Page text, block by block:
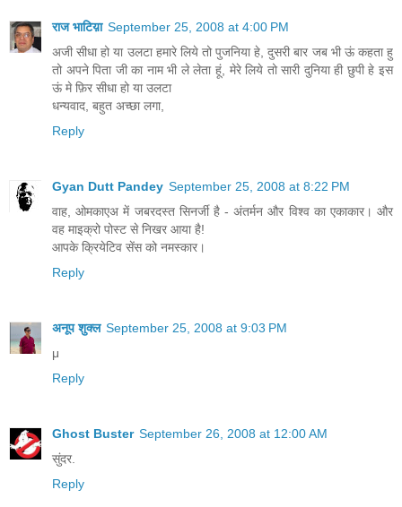
राज भाटिय़ा September 25, 2008 at 4:00 PM
अजी सीधा हो या उलटा हमारे लिये तो पुजनिया हे, दुसरी बार जब भी ऊं कहता हु
तो अपने पिता जी का नाम भी ले लेता हूं, मेरे लिये तो सारी दुनिया ही छुपी हे इस
ऊं मे फ़िर सीधा हो या उलटा
धन्यवाद, बहुत अच्छा लगा,
Reply
Gyan Dutt Pandey September 25, 2008 at 8:22 PM
वाह, ओमकाएअ में जबरदस्त सिनर्जी है - अंतर्मन और विश्व का एकाकार। और
वह माइक्रो पोस्ट से निखर आया है!
आपके क्रियेटिव सेंस को नमस्कार।
Reply
अनूप शुक्ल September 25, 2008 at 9:03 PM
μ
Reply
Ghost Buster September 26, 2008 at 12:00 AM
सुंदर.
Reply